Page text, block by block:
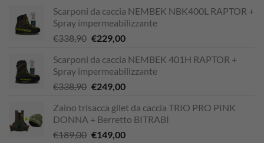
Scarponi da caccia NEMBEK NBK400L RAPTOR +
Spray impermeabilizzante
€338,90 Il
originale
era:
€338,90.
€229,00Il
attuale
è:
€229,00.
Scarponi da caccia NEMBEK 401H RAPTOR +
Spray impermeabilizzante
€338,90 Il
originale
era:
€338,90.
€249,00Il
attuale
è:
€249,00.
Zaino trisacca gilet da caccia TRIO PRO PINK
DONNA + Berretto BITRABI
€189,00 Il
€149,00Il